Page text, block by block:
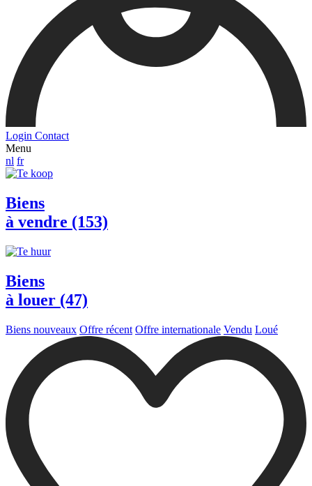
Login Contact
Menu
nl fr
Biens
à vendre (153)
Biens
à louer (47)
Biens nouveaux Offre récent Offre internationale Vendu Loué